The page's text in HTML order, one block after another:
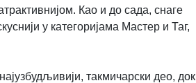
Као и до сада, снаге
у категоријама Мастер и Таг,
такмичарски део, док